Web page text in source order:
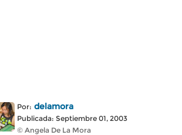
Por: delamora
Publicada: Septiembre 01, 2003
© Angela De La Mora